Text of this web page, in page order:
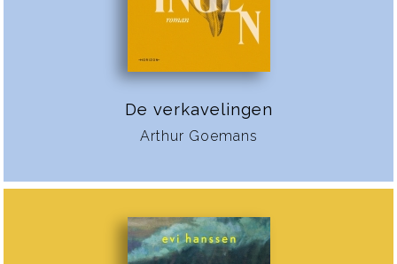
De verkavelingen
Arthur Goemans